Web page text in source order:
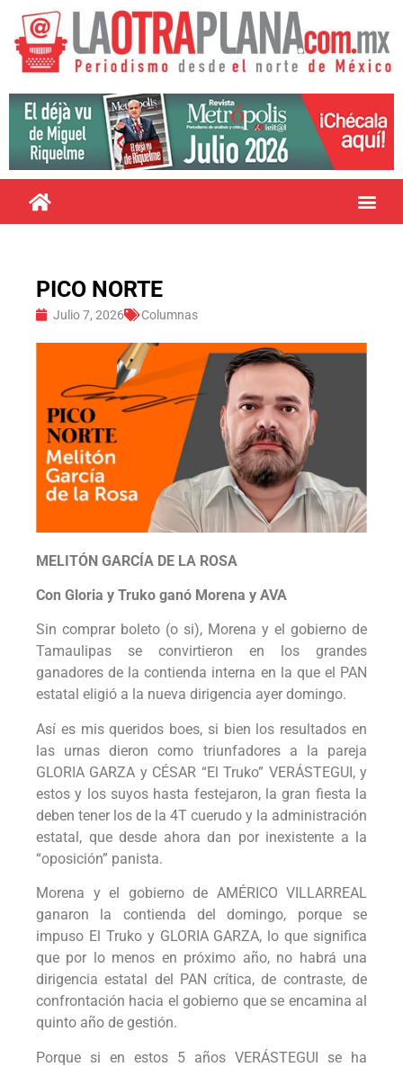
PICO NORTE
Julio 7, 2026 Columnas
MELITÓN GARCÍA DE LA ROSA
Con Gloria y Truko ganó Morena y AVA
Sin comprar boleto (o si), Morena y el gobierno de
Tamaulipas se convirtieron en los grandes
ganadores de la contienda interna en la que el PAN
estatal eligió a la nueva dirigencia ayer domingo.
Así es mis queridos boes, si bien los resultados en
las urnas dieron como triunfadores a la pareja
GLORIA GARZA y CÉSAR “El Truko” VERÁSTEGUI, y
estos y los suyos hasta festejaron, la gran fiesta la
deben tener los de la 4T cuerudo y la administración
estatal, que desde ahora dan por inexistente a la
“oposición” panista.
Morena y el gobierno de AMÉRICO VILLARREAL
ganaron la contienda del domingo, porque se
impuso El Truko y GLORIA GARZA, lo que significa
que por lo menos en próximo año, no habrá una
dirigencia estatal del PAN crítica, de contraste, de
confrontación hacia el gobierno que se encamina al
quinto año de gestión.
Porque si en estos 5 años VERÁSTEGUI se ha